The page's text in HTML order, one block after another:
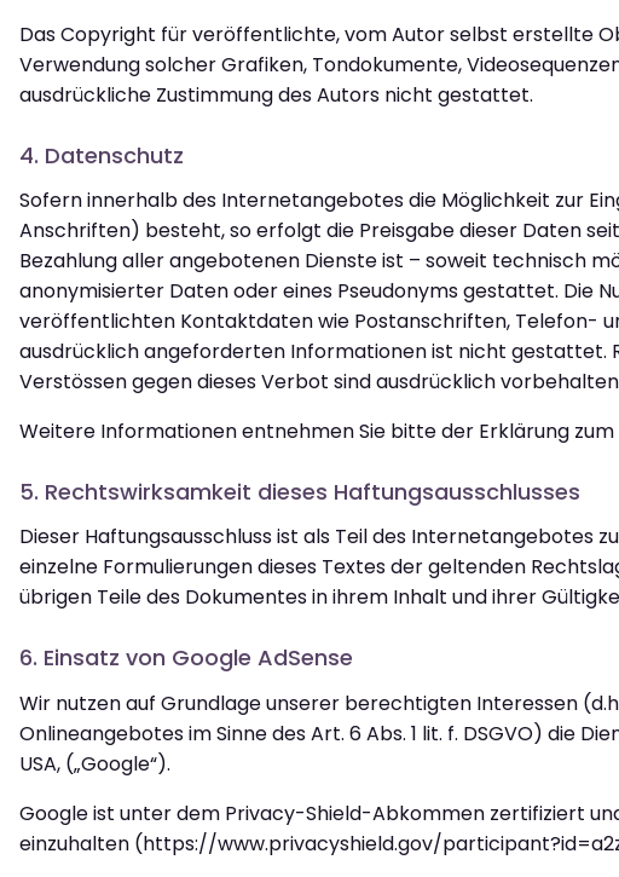
Das Copyright für veröffentlichte, vom Autor selbst erstellte
Verwendung solcher Grafiken, Tondokumente,
ausdrückliche Zustimmung des Autors nicht gestattet.
4. Datenschutz
Sofern innerhalb des Internetangebotes die Möglichkeit zur
Anschriften) besteht, so erfolgt die Preisgabe dieser Daten
Bezahlung aller angebotenen Dienste ist – soweit technisch
anonymisierter Daten oder eines Pseudonyms gestattet. Die
veröffentlichten Kontaktdaten wie Postanschriften, Telefon-
ausdrücklich angeforderten Informationen ist nicht gestattet.
Verstössen gegen dieses Verbot sind ausdrücklich
Weitere Informationen entnehmen Sie bitte der Erklärung zum
5. Rechtswirksamkeit dieses Haftungsausschlusses
Dieser Haftungsausschluss ist als Teil des Internetangebotes
einzelne Formulierungen dieses Textes der geltenden
übrigen Teile des Dokumentes in ihrem Inhalt und ihrer
6. Einsatz von Google AdSense
Wir nutzen auf Grundlage unserer berechtigten Interessen
Onlineangebotes im Sinne des Art. 6 Abs. 1 lit. f. DSGVO) die
USA, („Google“).
Google ist unter dem Privacy-Shield-Abkommen zertifiziert
einzuhalten (https://www.privacyshield.gov/